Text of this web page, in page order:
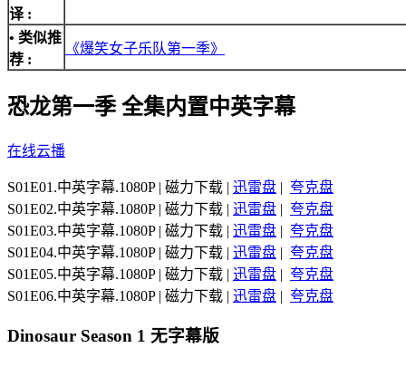
译 :
• 类似推
荐 :
《爆笑女子乐队第一季》
恐龙第一季 全集内置中英字幕
在线云播
S01E01.中英字幕.1080P | 磁力下载 | 迅雷盘 | 夸克盘
S01E02.中英字幕.1080P | 磁力下载 | 迅雷盘 | 夸克盘
S01E03.中英字幕.1080P | 磁力下载 | 迅雷盘 | 夸克盘
S01E04.中英字幕.1080P | 磁力下载 | 迅雷盘 | 夸克盘
S01E05.中英字幕.1080P | 磁力下载 | 迅雷盘 | 夸克盘
S01E06.中英字幕.1080P | 磁力下载 | 迅雷盘 | 夸克盘
Dinosaur Season 1 无字幕版